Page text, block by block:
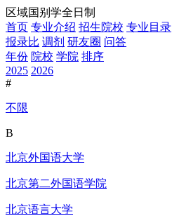
区域国别学全日制
首页 专业介绍 招生院校 专业目录
报录比 调剂 研友圈 问答
年份 院校 学院 排序
2025 2026
#
不限
B
北京外国语大学
北京第二外国语学院
北京语言大学